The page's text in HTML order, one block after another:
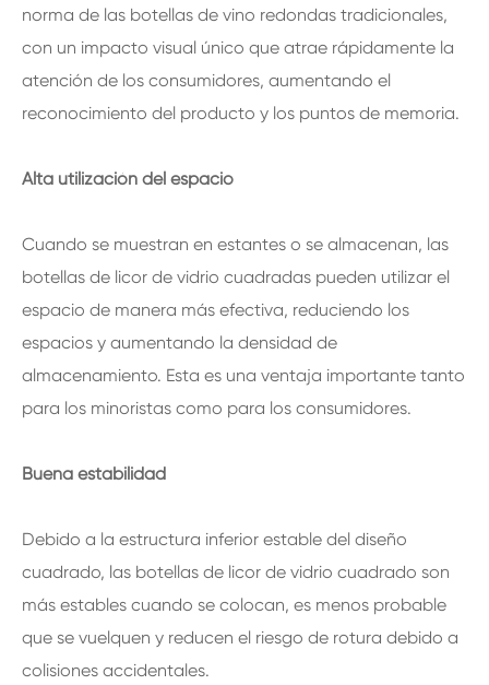
norma de las botellas de vino redondas tradicionales,
con un impacto visual único que atrae rápidamente la
atención de los consumidores, aumentando el
reconocimiento del producto y los puntos de memoria.
Alta utilización del espacio
Cuando se muestran en estantes o se almacenan, las
botellas de licor de vidrio cuadradas pueden utilizar el
espacio de manera más efectiva, reduciendo los
espacios y aumentando la densidad de
almacenamiento. Esta es una ventaja importante tanto
para los minoristas como para los consumidores.
Buena estabilidad
Debido a la estructura inferior estable del diseño
cuadrado, las botellas de licor de vidrio cuadrado son
más estables cuando se colocan, es menos probable
que se vuelquen y reducen el riesgo de rotura debido a
colisiones accidentales.